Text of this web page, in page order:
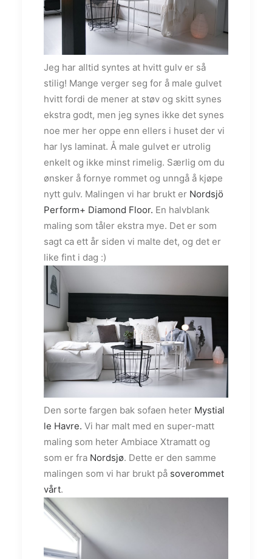
Jeg har alltid syntes at hvitt gulv er så
stilig! Mange verger seg for å male gulvet
hvitt fordi de mener at støv og skitt synes
ekstra godt, men jeg synes ikke det synes
noe mer her oppe enn ellers i huset der vi
har lys laminat. Å male gulvet er utrolig
enkelt og ikke minst rimelig. Særlig om du
ønsker å fornye rommet og unngå å kjøpe
nytt gulv. Malingen vi har brukt er Nordsjö
Perform+ Diamond Floor. En halvblank
maling som tåler ekstra mye. Det er som
sagt ca ett år siden vi malte det, og det er
like fint i dag :)
Den sorte fargen bak sofaen heter Mystial
le Havre. Vi har malt med en super-matt
maling som heter Ambiace Xtramatt og
som er fra Nordsjø. Dette er den samme
malingen som vi har brukt på soverommet
vårt.